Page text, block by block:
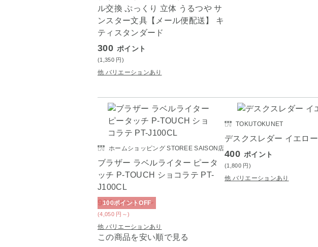
ル交換 ぷっくり 立体 うるつや サ
ンスター文具【メール便配送】 キ
ティスタンダード
300 ポイント
(1,350 円)
他 バリエーションあり
ホームショッピング STOREE SAISON店
ブラザー ラベルライター ピータ
ッチ P-TOUCH ショコラテ PT-
J100CL
900 ポイント～
(4,050 円 ～)
100ポイントOFF
他 バリエーションあり
この商品を安い順で見る
TOKUTOKUNET
デスクスレダー イエロー
400 ポイント
(1,800 円)
他 バリエーションあり